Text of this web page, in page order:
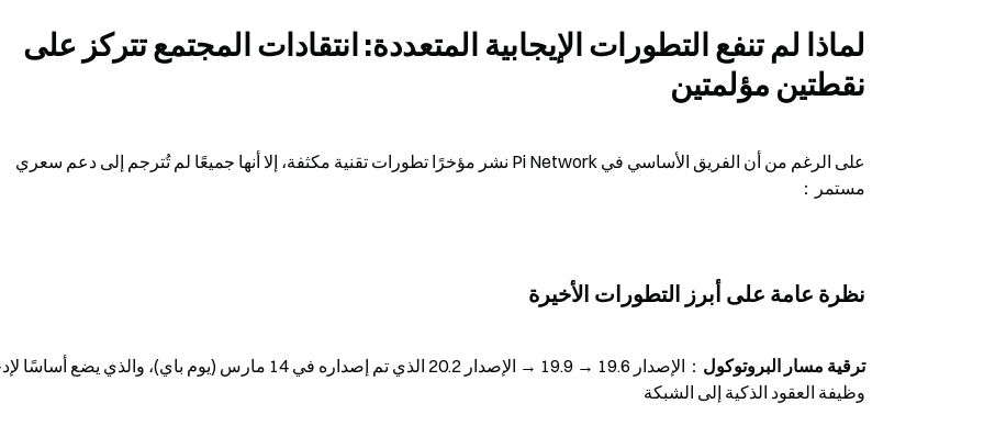
نقطتين مؤلمتين
مستمر：
نظرة عامة على أبرز التطورات الأخيرة
ترقية مسار البروتوكول
وظيفة العقود الذكية إلى الشبكة